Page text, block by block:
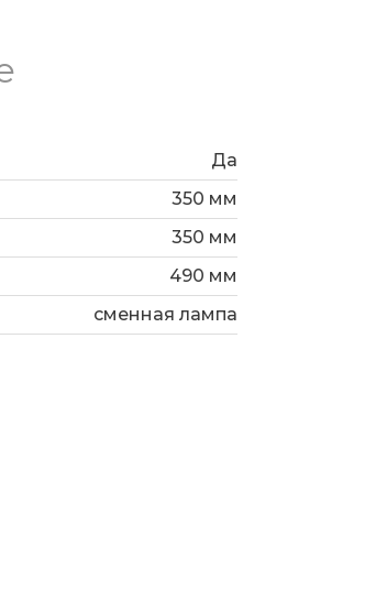
Да
350 мм
350 мм
490 мм
сменная лампа